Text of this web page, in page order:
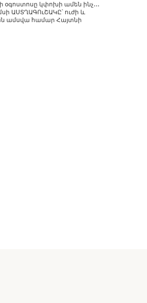
օգոստոսը կփոխի ամեն ինչ․․․
ԱՍՏՂԱԳՈւՇԱԿԸ՝ ուժի և
ամսվա համար Հայտնի